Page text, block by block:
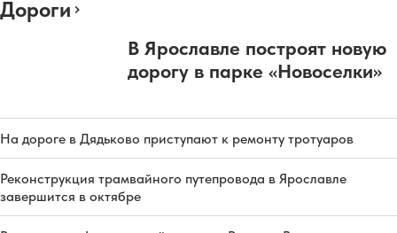
Дороги
В Ярославле построят новую
дорогу в парке «Новоселки»
На дороге в Дядьково приступают к ремонту тротуаров
Реконструкция трамвайного путепровода в Ярославле
завершится в октябре